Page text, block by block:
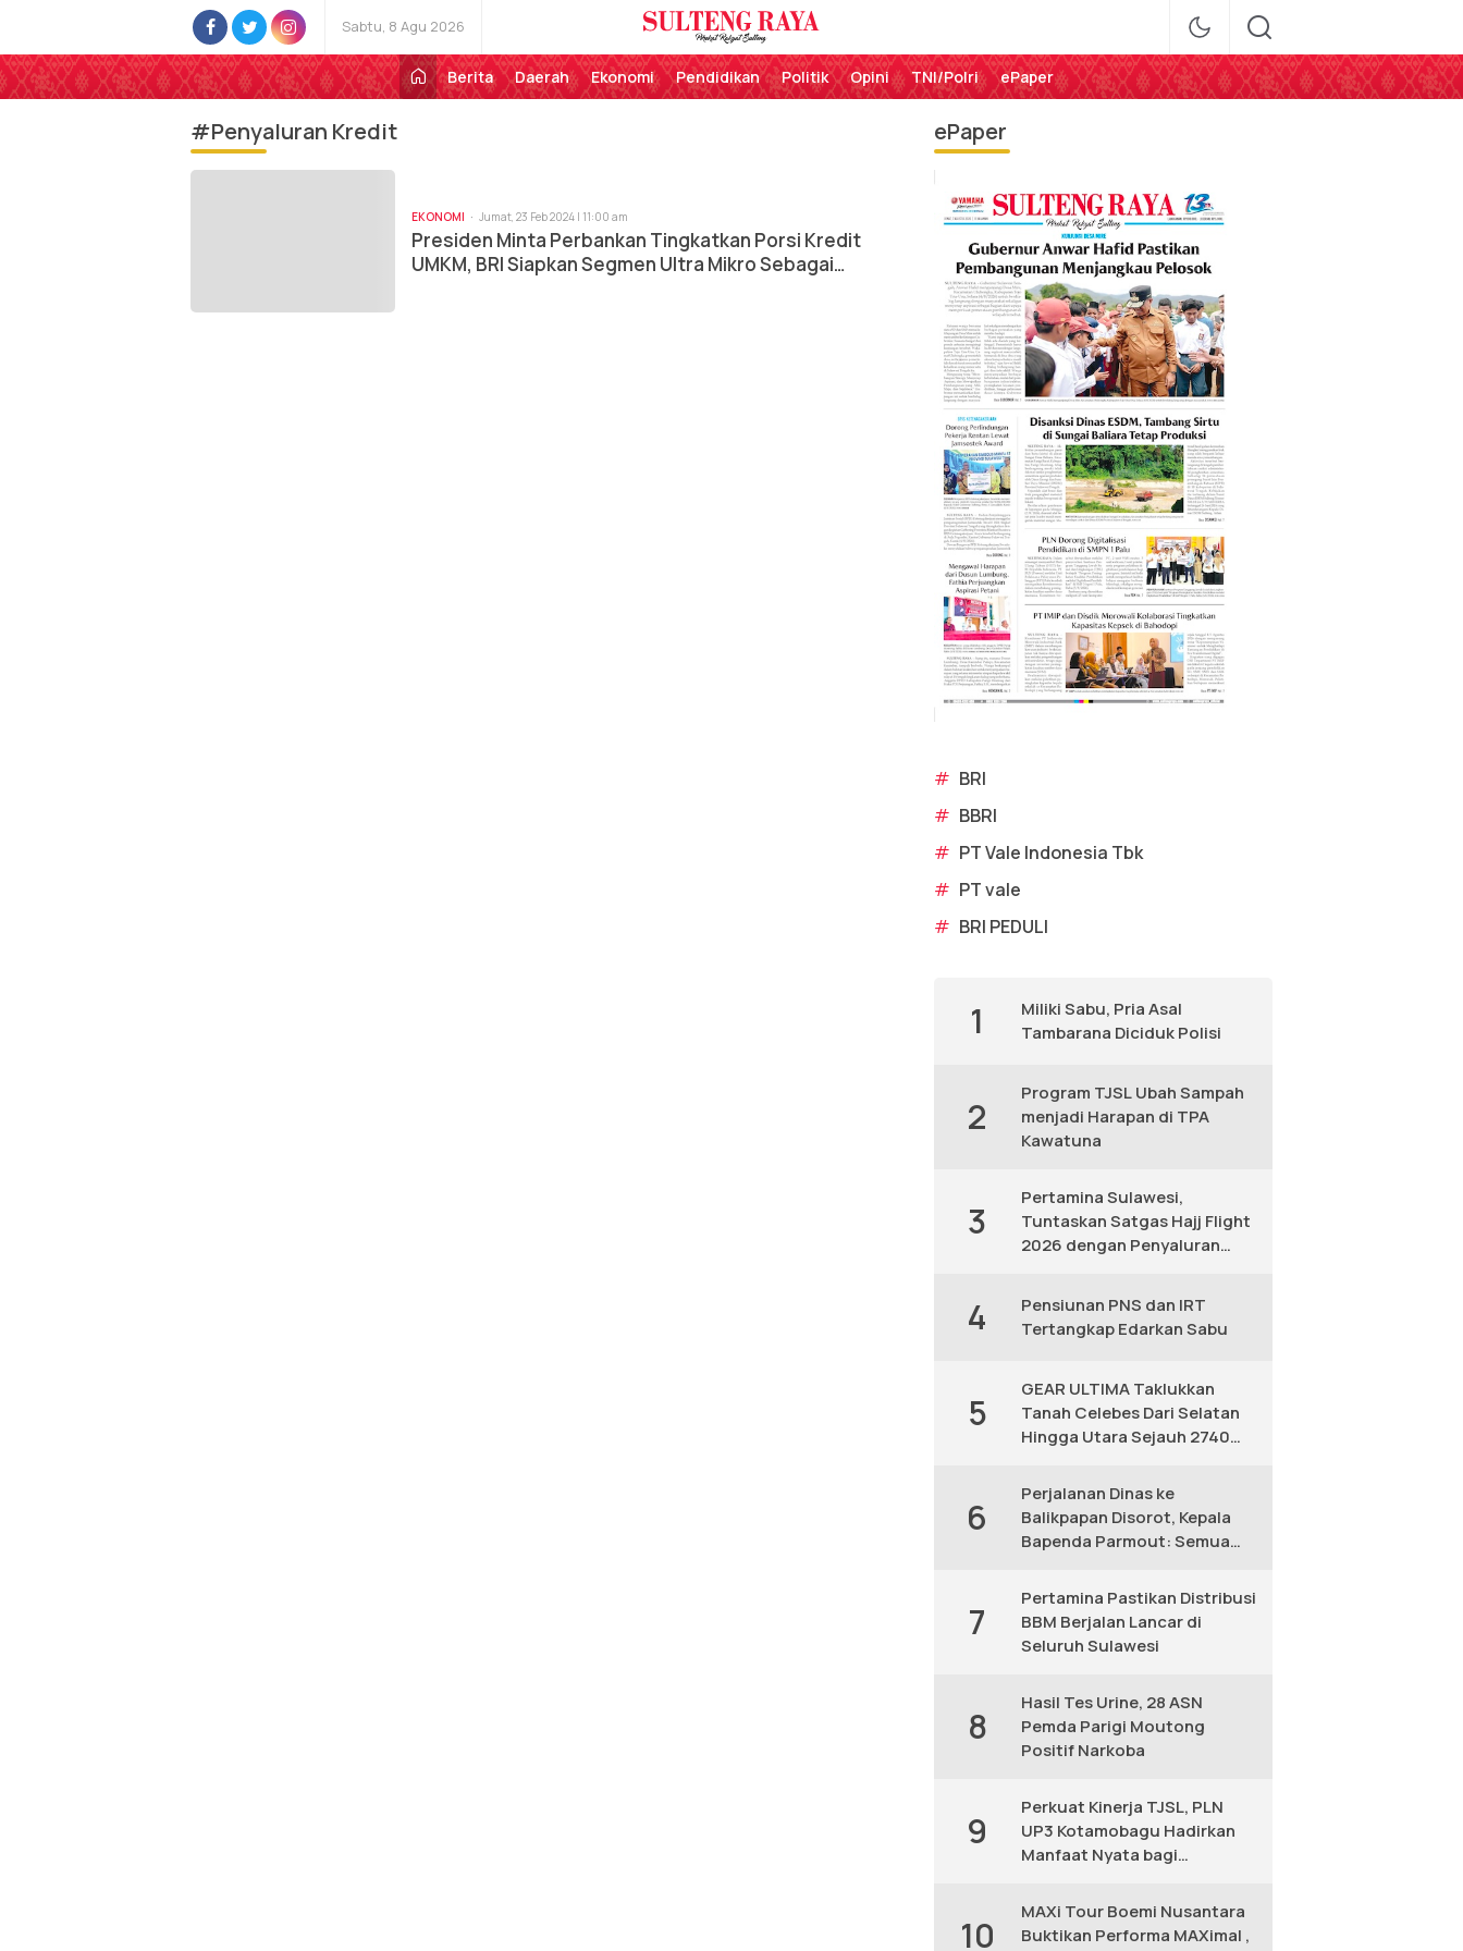
Sabtu, 8 Agu 2026
Sulteng Raya
Perekat Rakyat Sulteng
Berita
Daerah Ekonomi Pendidikan Politik Opini TNI/Polri ePaper
#Penyaluran Kredit
EKONOMI Jumat, 23 Feb 2024 | 11:00 am
Presiden Minta Perbankan Tingkatkan Porsi Kredit
UMKM, BRI Siapkan Segmen Ultra Mikro Sebagai
ePaper
# BRI
# BBRI
# PT Vale Indonesia Tbk
# PT vale
# BRI PEDULI
1
Miliki Sabu, Pria Asal
Tambarana Diciduk Polisi
2
Program TJSL Ubah Sampah
menjadi Harapan di TPA
Kawatuna
3
Pertamina Sulawesi,
Tuntaskan Satgas Hajj Flight
2026 dengan Penyaluran
4
Pensiunan PNS dan IRT
Tertangkap Edarkan Sabu
5
GEAR ULTIMA Taklukkan
Tanah Celebes Dari Selatan
Hingga Utara Sejauh 2740
6
Perjalanan Dinas ke
Balikpapan Disorot, Kepala
Bapenda Parmout: Semua
7
Pertamina Pastikan Distribusi
BBM Berjalan Lancar di
Seluruh Sulawesi
8
Hasil Tes Urine, 28 ASN
Pemda Parigi Moutong
Positif Narkoba
9
Perkuat Kinerja TJSL, PLN
UP3 Kotamobagu Hadirkan
Manfaat Nyata bagi
10
MAXi Tour Boemi Nusantara
Buktikan Performa MAXimal ,